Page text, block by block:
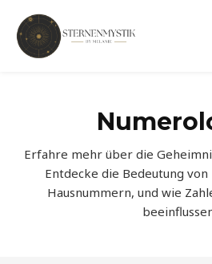
Inhalt
springen
Erfahre mehr über die
Entdecke die Bedeutung
Hausnummern, und wie